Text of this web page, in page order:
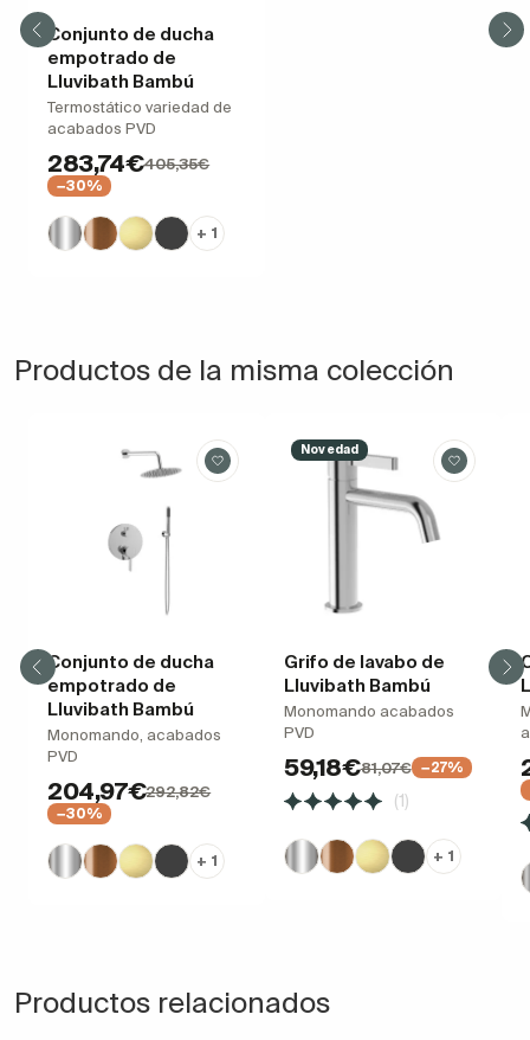
Conjunto de ducha
empotrado de
Lluvibath Bambú
Termostático variedad de
acabados PVD
283,74€405,35€
−30%
+ 1
Productos de la misma colección
Conjunto de ducha
empotrado de
Lluvibath Bambú
Monomando, acabados
PVD
204,97€292,82€
−30%
+ 1
Novedad
Grifo de lavabo de
Lluvibath Bambú
Monomando acabados
PVD
59,18€81,07€ −27%
(1)
+ 1
Productos relacionados